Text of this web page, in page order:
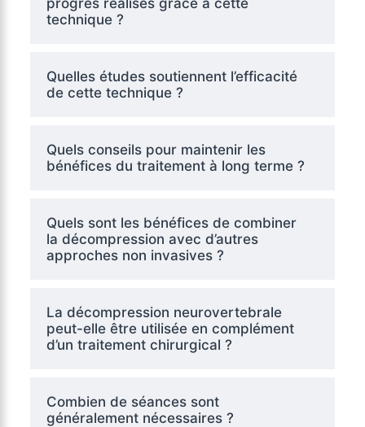
technique ?
Quelles études soutiennent l’efficacité
de cette technique ?
Quels conseils pour maintenir les
bénéfices du traitement à long terme ?
Quels sont les bénéfices de combiner
la décompression avec d’autres
approches non invasives ?
La décompression neurovertebrale
peut-elle être utilisée en complément
d’un traitement chirurgical ?
Combien de séances sont
généralement nécessaires ?